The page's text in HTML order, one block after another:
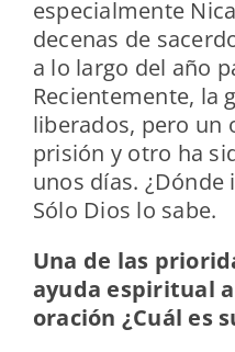
especialmente
decenas de
a lo largo del año
Recientemente, la
liberados, pero un
prisión y otro ha
unos días.
Sólo Dios lo sabe.
Una de las
ayuda espiritual
oración ¿Cuál es